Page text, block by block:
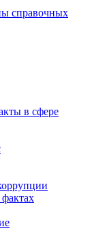
справочных
в сфере